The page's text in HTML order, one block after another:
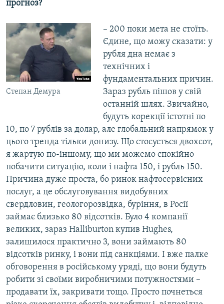
прогноз?
Степан Демура
– 200 поки мета не стоїть.
Єдине, що можу сказати: у
рубля дна немає з
технічних і
фундаментальних причин.
Зараз рубль пішов у свій
останній шлях. Звичайно,
будуть корекції істотні по
10, по 7 рублів за долар, але глобальний напрямок у
цього тренда тільки донизу. Що стосується двохсот,
я жартую по-іншому, що ми можемо спокійно
побачити ситуацію, коли і нафта 150, і рубль 150.
Причина дуже проста, бо ринок нафтосервісних
послуг, а це обслуговування видобувних
свердловин, геологорозвідка, буріння, в Росії
займає близько 80 відсотків. Було 4 компанії
великих, зараз Halliburton купив Hughes,
залишилося практично 3, вони займають 80
відсотків ринку, і вони під санкціями. І вже палке
обговорення в російському уряді, що вони будуть
робити зі своїми виробничими потужностями –
продавати їх, закривати тощо. Просто почнеться